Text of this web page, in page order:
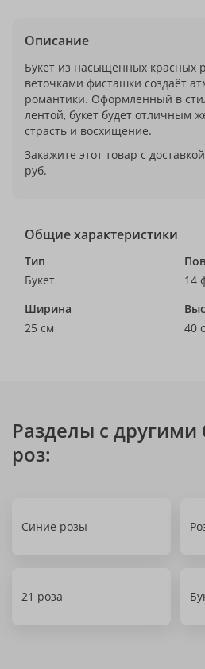
Описание
Букет из насыщенных красных
веточками фисташки создаёт
романтики. Оформленный в
лентой, букет будет отличным
страсть и восхищение.
Закажите этот товар с
руб.
Общие характеристики
Тип
Букет
14
Ширина
25 см
40
Разделы с другими
роз:
Синие розы
21 роза